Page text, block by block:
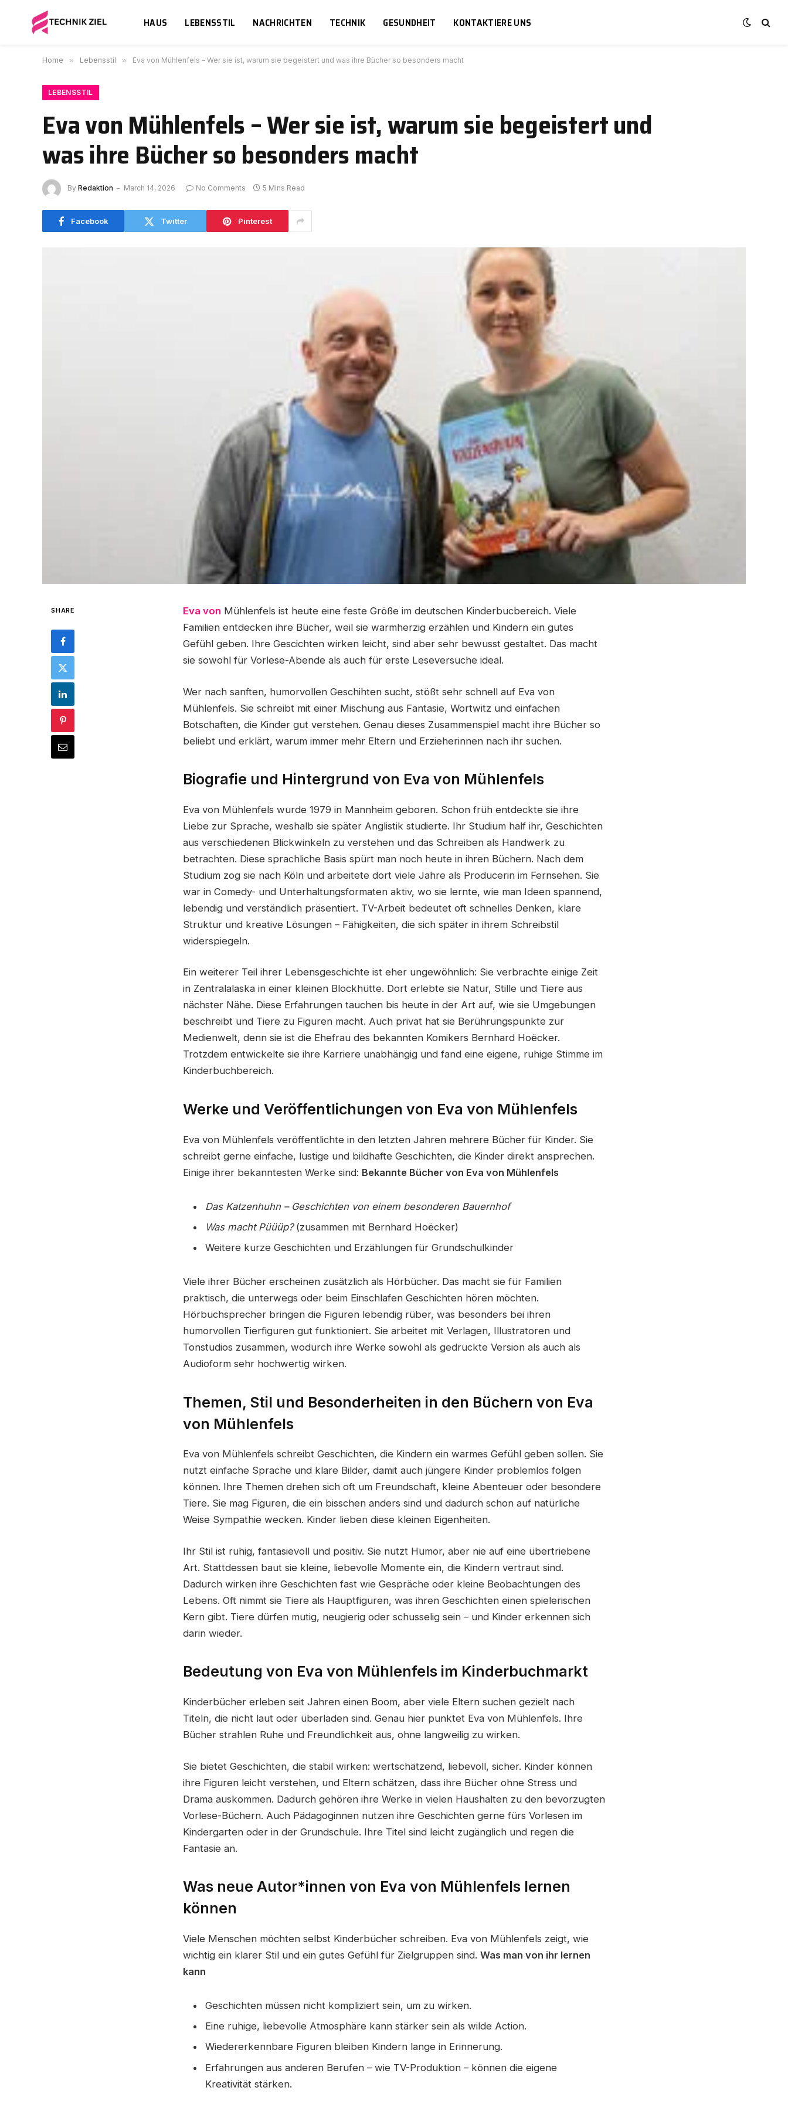
HAUS LEBENSSTIL NACHRICHTEN TECHNIK GESUNDHEIT KONTAKTIERE UNS
Home » Lebensstil » Eva von Mühlenfels – Wer sie ist, warum sie begeistert und was ihre Bücher so besonders macht
LEBENSSTIL
Eva von Mühlenfels – Wer sie ist, warum sie begeistert und
was ihre Bücher so besonders macht
By Redaktion March 14, 2026 No Comments 5 Mins Read
Facebook Twitter Pinterest
SHARE Eva von Mühlenfels ist heute eine feste Größe im deutschen Kinderbucbereich. Viele
Familien entdecken ihre Bücher, weil sie warmherzig erzählen und Kindern ein gutes
Gefühl geben. Ihre Gescichten wirken leicht, sind aber sehr bewusst gestaltet. Das macht
sie sowohl für Vorlese-Abende als auch für erste Leseversuche ideal.
Wer nach sanften, humorvollen Geschihten sucht, stößt sehr schnell auf Eva von
Mühlenfels. Sie schreibt mit einer Mischung aus Fantasie, Wortwitz und einfachen
Botschaften, die Kinder gut verstehen. Genau dieses Zusammenspiel macht ihre Bücher so
beliebt und erklärt, warum immer mehr Eltern und Erzieherinnen nach ihr suchen.
Biografie und Hintergrund von Eva von Mühlenfels
Eva von Mühlenfels wurde 1979 in Mannheim geboren. Schon früh entdeckte sie ihre
Liebe zur Sprache, weshalb sie später Anglistik studierte. Ihr Studium half ihr, Geschichten
aus verschiedenen Blickwinkeln zu verstehen und das Schreiben als Handwerk zu
betrachten. Diese sprachliche Basis spürt man noch heute in ihren Büchern. Nach dem
Studium zog sie nach Köln und arbeitete dort viele Jahre als Producerin im Fernsehen. Sie
war in Comedy- und Unterhaltungsformaten aktiv, wo sie lernte, wie man Ideen spannend,
lebendig und verständlich präsentiert. TV-Arbeit bedeutet oft schnelles Denken, klare
Struktur und kreative Lösungen – Fähigkeiten, die sich später in ihrem Schreibstil
widerspiegeln.
Ein weiterer Teil ihrer Lebensgeschichte ist eher ungewöhnlich: Sie verbrachte einige Zeit
in Zentralalaska in einer kleinen Blockhütte. Dort erlebte sie Natur, Stille und Tiere aus
nächster Nähe. Diese Erfahrungen tauchen bis heute in der Art auf, wie sie Umgebungen
beschreibt und Tiere zu Figuren macht. Auch privat hat sie Berührungspunkte zur
Medienwelt, denn sie ist die Ehefrau des bekannten Komikers Bernhard Hoëcker.
Trotzdem entwickelte sie ihre Karriere unabhängig und fand eine eigene, ruhige Stimme im
Kinderbuchbereich.
Werke und Veröffentlichungen von Eva von Mühlenfels
Eva von Mühlenfels veröffentlichte in den letzten Jahren mehrere Bücher für Kinder. Sie
schreibt gerne einfache, lustige und bildhafte Geschichten, die Kinder direkt ansprechen.
Einige ihrer bekanntesten Werke sind: Bekannte Bücher von Eva von Mühlenfels
Das Katzenhuhn – Geschichten von einem besonderen Bauernhof
Was macht Püüüp?(zusammen mit Bernhard Hoëcker)
Weitere kurze Geschichten und Erzählungen für Grundschulkinder
Viele ihrer Bücher erscheinen zusätzlich als Hörbücher. Das macht sie für Familien
praktisch, die unterwegs oder beim Einschlafen Geschichten hören möchten.
Hörbuchsprecher bringen die Figuren lebendig rüber, was besonders bei ihren
humorvollen Tierfiguren gut funktioniert. Sie arbeitet mit Verlagen, Illustratoren und
Tonstudios zusammen, wodurch ihre Werke sowohl als gedruckte Version als auch als
Audioform sehr hochwertig wirken.
Themen, Stil und Besonderheiten in den Büchern von Eva
von Mühlenfels
Eva von Mühlenfels schreibt Geschichten, die Kindern ein warmes Gefühl geben sollen. Sie
nutzt einfache Sprache und klare Bilder, damit auch jüngere Kinder problemlos folgen
können. Ihre Themen drehen sich oft um Freundschaft, kleine Abenteuer oder besondere
Tiere. Sie mag Figuren, die ein bisschen anders sind und dadurch schon auf natürliche
Weise Sympathie wecken. Kinder lieben diese kleinen Eigenheiten.
Ihr Stil ist ruhig, fantasievoll und positiv. Sie nutzt Humor, aber nie auf eine übertriebene
Art. Stattdessen baut sie kleine, liebevolle Momente ein, die Kindern vertraut sind.
Dadurch wirken ihre Geschichten fast wie Gespräche oder kleine Beobachtungen des
Lebens. Oft nimmt sie Tiere als Hauptfiguren, was ihren Geschichten einen spielerischen
Kern gibt. Tiere dürfen mutig, neugierig oder schusselig sein – und Kinder erkennen sich
darin wieder.
Bedeutung von Eva von Mühlenfels im Kinderbuchmarkt
Kinderbücher erleben seit Jahren einen Boom, aber viele Eltern suchen gezielt nach
Titeln, die nicht laut oder überladen sind. Genau hier punktet Eva von Mühlenfels. Ihre
Bücher strahlen Ruhe und Freundlichkeit aus, ohne langweilig zu wirken.
Sie bietet Geschichten, die stabil wirken: wertschätzend, liebevoll, sicher. Kinder können
ihre Figuren leicht verstehen, und Eltern schätzen, dass ihre Bücher ohne Stress und
Drama auskommen. Dadurch gehören ihre Werke in vielen Haushalten zu den bevorzugten
Vorlese-Büchern. Auch Pädagoginnen nutzen ihre Geschichten gerne fürs Vorlesen im
Kindergarten oder in der Grundschule. Ihre Titel sind leicht zugänglich und regen die
Fantasie an.
Was neue Autor*innen von Eva von Mühlenfels lernen
können
Viele Menschen möchten selbst Kinderbücher schreiben. Eva von Mühlenfels zeigt, wie
wichtig ein klarer Stil und ein gutes Gefühl für Zielgruppen sind. Was man von ihr lernen
kann
Geschichten müssen nicht kompliziert sein, um zu wirken.
Eine ruhige, liebevolle Atmosphäre kann stärker sein als wilde Action.
Wiedererkennbare Figuren bleiben Kindern lange in Erinnerung.
Erfahrungen aus anderen Berufen – wie TV-Produktion – können die eigene
Kreativität stärken.